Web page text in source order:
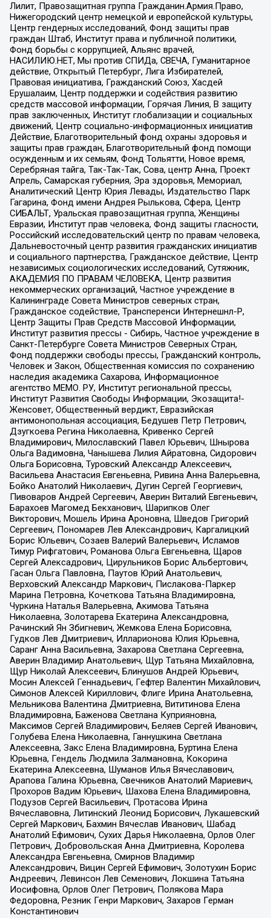
Лилит, Правозащитная группа Гражданин.Армия.Право,
Нижегородский центр немецкой и европейской культуры,
Центр гендерных исследований, Фонд защиты прав
граждан Штаб, Институт права и публичной политики,
Фонд борьбы с коррупцией, Альянс врачей,
НАСИЛИЮ.НЕТ, Мы против СПИДа, СВЕЧА, Гуманитарное
действие, Открытый Петербург, Лига Избирателей,
Правовая инициатива, Гражданский Союз, Хасдей
Ерушалаим, Центр поддержки и содействия развитию
средств массовой информации, Горячая Линия, В защиту
прав заключенных, Институт глобализации и социальных
движений, Центр социально-информационных инициатив
Действие, Благотворительный фонд охраны здоровья и
защиты прав граждан, Благотворительный фонд помощи
осужденным и их семьям, Фонд Тольятти, Новое время,
Серебряная тайга, Так-Так-Так, Сова, центр Анна, Проект
Апрель, Самарская губерния, Эра здоровья, Мемориал,
Аналитический Центр Юрия Левады, Издательство Парк
Гагарина, Фонд имени Андрея Рылькова, Сфера, Центр
СИБАЛЬТ, Уральская правозащитная группа, Женщины
Евразии, Институт прав человека, Фонд защиты гласности,
Российский исследовательский центр по правам человека,
Дальневосточный центр развития гражданских инициатив
и социального партнерства, Гражданское действие, Центр
независимых социологических исследований, Сутяжник,
АКАДЕМИЯ ПО ПРАВАМ ЧЕЛОВЕКА, Центр развития
некоммерческих организаций, Частное учреждение в
Калининграде Совета Министров северных стран,
Гражданское содействие, Трансперенси Интернешнл-Р,
Центр Защиты Прав Средств Массовой Информации,
Институт развития прессы - Сибирь, Частное учреждение в
Санкт-Петербурге Совета Министров Северных Стран,
Фонд поддержки свободы прессы, Гражданский контроль,
Человек и Закон, Общественная комиссия по сохранению
наследия академика Сахарова, Информационное
агентство МЕМО. РУ, Институт региональной прессы,
Институт Развития Свободы Информации, Экозащита!-
Женсовет, Общественный вердикт, Евразийская
антимонопольная ассоциация, Бедушев Петр Петрович,
Дзугкоева Регина Николаевна, Кривенко Сергей
Владимирович, Милославский Павел Юрьевич, Шнырова
Ольга Вадимовна, Чанышева Лилия Айратовна, Сидорович
Ольга Борисовна, Туровский Александр Алексеевич,
Васильева Анастасия Евгеньевна, Ривина Анна Валерьевна,
Бойко Анатолий Николаевич, Дугин Сергей Георгиевич,
Пивоваров Андрей Сергеевич, Аверин Виталий Евгеньевич,
Барахоев Магомед Бекханович, Шарипков Олег
Викторович, Мошель Ирина Ароновна, Шведов Григорий
Сергеевич, Пономарев Лев Александрович, Каргалицкий
Борис Юльевич, Созаев Валерий Валерьевич, Исламов
Тимур Рифгатович, Романова Ольга Евгеньевна, Щаров
Сергей Алексадрович, Цирульников Борис Альбертович,
Гасан Ольга Павловна, Паутов Юрий Анатольевич,
Верховский Александр Маркович, Пислакова-Паркер
Марина Петровна, Кочеткова Татьяна Владимировна,
Чуркина Наталья Валерьевна, Акимова Татьяна
Николаевна, Золотарева Екатерина Александровна,
Рачинский Ян Збигневич, Жемкова Елена Борисовна,
Гудков Лев Дмитриевич, Илларионова Юлия Юрьевна,
Саранг Анна Васильевна, Захарова Светлана Сергеевна,
Аверин Владимир Анатольевич, Щур Татьяна Михайловна,
Щур Николай Алексеевич, Блинушов Андрей Юрьевич,
Мосин Алексей Геннадьевич, Гефтер Валентин Михайлович,
Симонов Алексей Кириллович, Флиге Ирина Анатольевна,
Мельникова Валентина Дмитриевна, Вититинова Елена
Владимировна, Баженова Светлана Куприяновна,
Максимов Сергей Владимирович, Беляев Сергей Иванович,
Голубева Елена Николаевна, Ганнушкина Светлана
Алексеевна, Закс Елена Владимировна, Буртина Елена
Юрьевна, Гендель Людмила Залмановна, Кокорина
Екатерина Алексеевна, Шуманов Илья Вячеславович,
Арапова Галина Юрьевна, Свечников Анатолий Мариевич,
Прохоров Вадим Юрьевич, Шахова Елена Владимировна,
Подузов Сергей Васильевич, Протасова Ирина
Вячеславовна, Литинский Леонид Борисович, Лукашевский
Сергей Маркович, Бахмин Вячеслав Иванович, Шабад
Анатолий Ефимович, Сухих Дарья Николаевна, Орлов Олег
Петрович, Добровольская Анна Дмитриевна, Королева
Александра Евгеньевна, Смирнов Владимир
Александрович, Вицин Сергей Ефимович, Золотухин Борис
Андреевич, Левинсон Лев Семенович, Локшина Татьяна
Иосифовна, Орлов Олег Петрович, Полякова Мара
Федоровна, Резник Генри Маркович, Захаров Герман
Константинович